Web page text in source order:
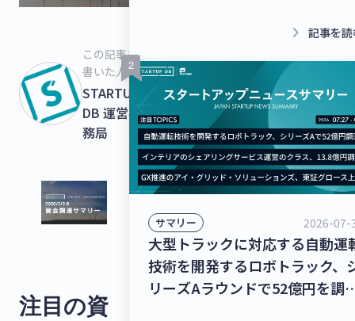
この記事を
書いた人
STARTUPS
DB 運営事
務局
注目の資
keyboard_arrow_right 記事を
サマリー 2026-07-
大型トラックに対応する自動運
技術を開発するロボトラック、
リーズAラウンドで52億円を調